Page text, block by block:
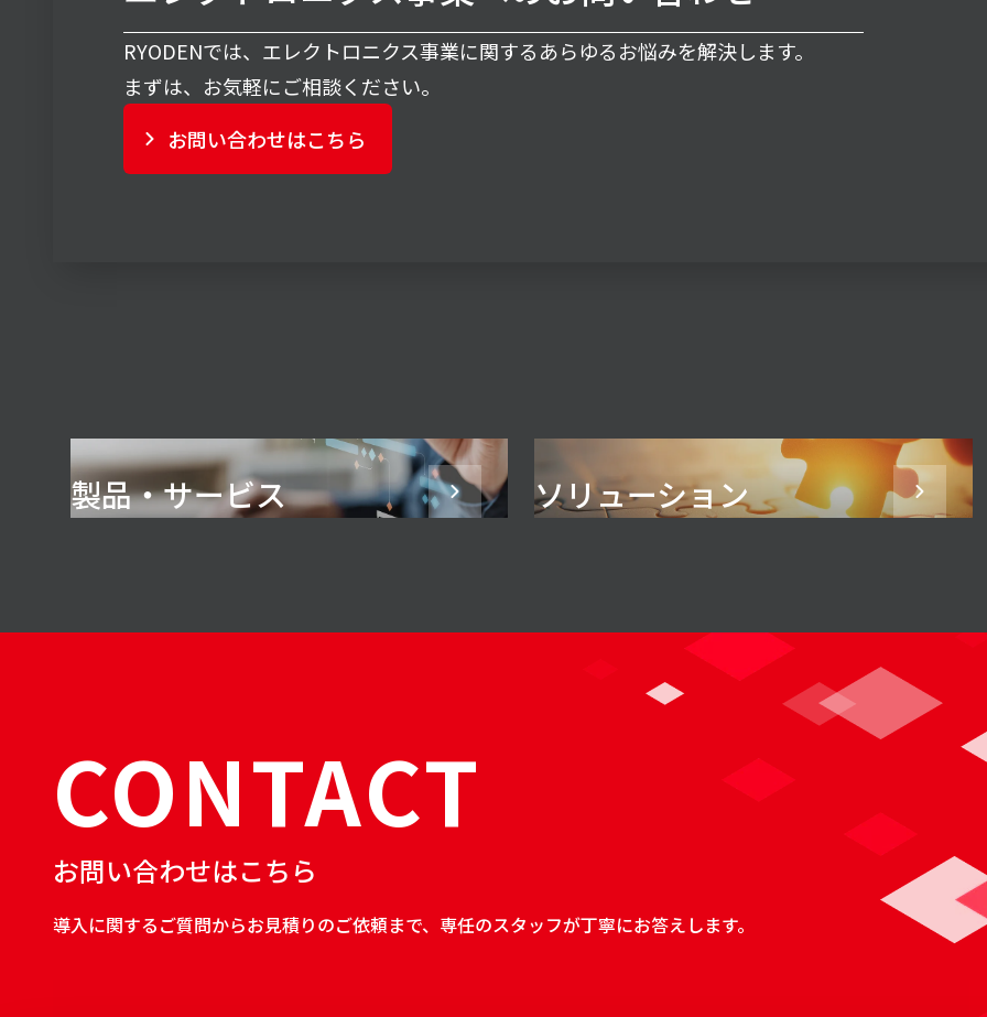
RYODENでは、エレクトロニクス事業に関するあらゆるお悩みを解決します。
まずは、お気軽にご相談ください。
お問い合わせはこちら
製品・サービス ソリューション
CONTACT
お問い合わせはこちら
導入に関するご質問からお見積りのご依頼まで、専任のスタッフが丁寧にお答えします。